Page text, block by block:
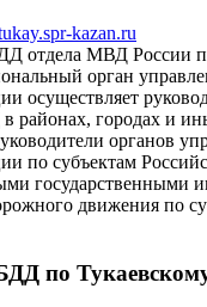
kazan.ru
отдела МВД России
орган
осуществляет
районах, городах и
органов
по субъектам
государственными
движения по
по